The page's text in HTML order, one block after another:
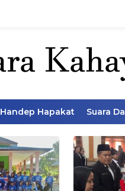
Handep Hapakat Suara